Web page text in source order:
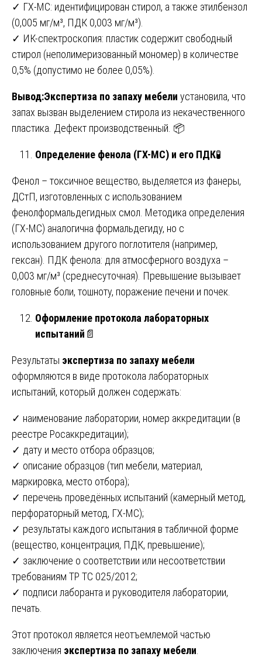
✓ ГХ-МС: идентифицирован стирол, а также этилбензол
(0,005 мг/м³, ПДК 0,003 мг/м³).
✓ ИК-спектроскопия: пластик содержит свободный
стирол (неполимеризованный мономер) в количестве
0,5% (допустимо не более 0,05%).
Вывод:Экспертиза по запаху мебели установила, что
запах вызван выделением стирола из некачественного
пластика. Дефект производственный. 📦
Определение фенола (ГХ-МС) и его ПДК🧪
Фенол – токсичное вещество, выделяется из фанеры,
ДСтП, изготовленных с использованием
фенолформальдегидных смол. Методика определения
(ГХ-МС) аналогична формальдегиду, но с
использованием другого поглотителя (например,
гексан). ПДК фенола: для атмосферного воздуха –
0,003 мг/м³ (среднесуточная). Превышение вызывает
головные боли, тошноту, поражение печени и почек.
Оформление протокола лабораторных
испытаний 📄
Результаты экспертиза по запаху мебели
оформляются в виде протокола лабораторных
испытаний, который должен содержать:
✓ наименование лаборатории, номер аккредитации (в
реестре Росаккредитации);
✓ дату и место отбора образцов;
✓ описание образцов (тип мебели, материал,
маркировка, место отбора);
✓ перечень проведённых испытаний (камерный метод,
перфораторный метод, ГХ-МС);
✓ результаты каждого испытания в табличной форме
(вещество, концентрация, ПДК, превышение);
✓ заключение о соответствии или несоответствии
требованиям ТР ТС 025/2012;
✓ подписи лаборанта и руководителя лаборатории,
печать.
Этот протокол является неотъемлемой частью
заключения экспертиза по запаху мебели